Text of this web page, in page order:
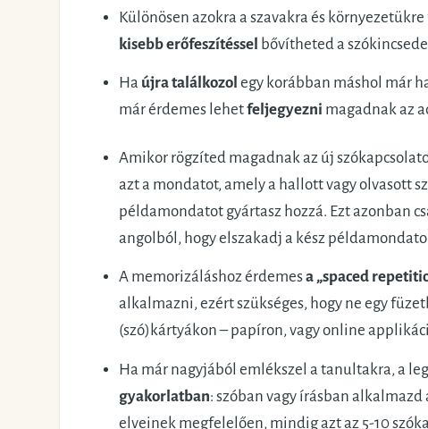
Különösen azokra a szavakra és
kisebb erőfeszítéssel bővítheted a
Ha újra találkozol egy korábban máshol már
már érdemes lehetfeljegyezni magadnak az
Amikor rögzíted magadnak az új
azt a mondatot, amely a hallott vagy olvasott
példamondatot gyártasz hozzá. Ezt azonban
angolból, hogy elszakadj a kész
A memorizáláshoz érdemesa „spaced
alkalmazni, ezért szükséges, hogy ne egy
(szó)kártyákon – papíron, vagy online
Ha már nagyjából emlékszel a tanultakra, a
gyakorlatban: szóban vagy írásban
elveinek megfelelően, mindig azt az 5-10